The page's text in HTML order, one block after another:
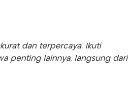
dan terpercaya. Ikuti
penting lainnya, langsung dari